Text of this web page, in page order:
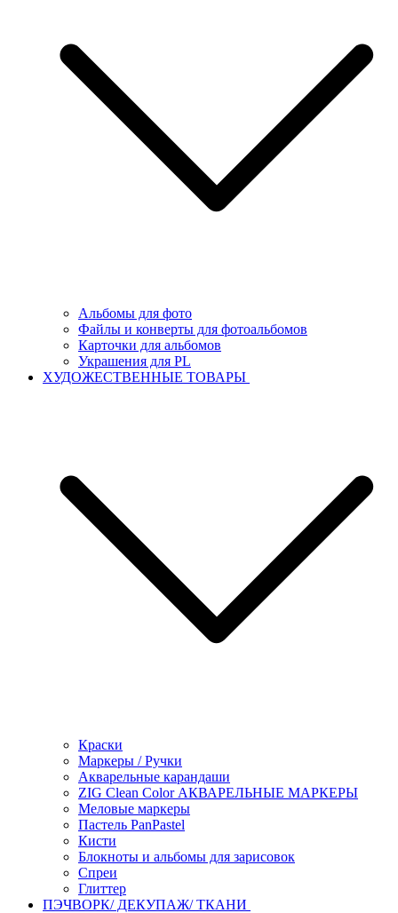
Альбомы для фото
Файлы и конверты для фотоальбомов
Карточки для альбомов
Украшения для PL
ХУДОЖЕСТВЕННЫЕ ТОВАРЫ
Краски
Маркеры / Ручки
Акварельные карандаши
ZIG Clean Color АКВАРЕЛЬНЫЕ МАРКЕРЫ
Меловые маркеры
Пастель PanPastel
Кисти
Блокноты и альбомы для зарисовок
Спреи
Глиттер
ПЭЧВОРК/ ДЕКУПАЖ/ ТКАНИ